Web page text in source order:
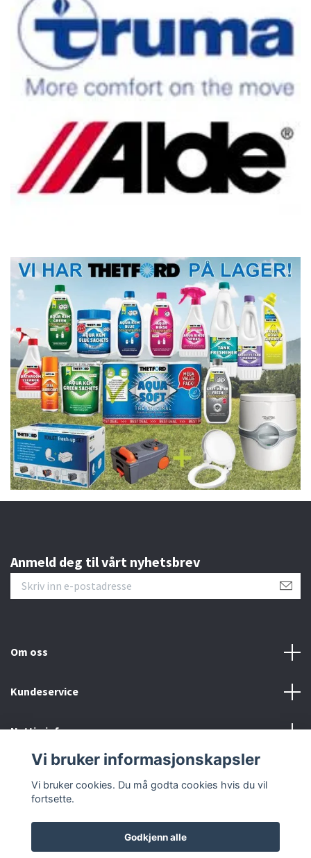
Anmeld deg til vårt nyhetsbrev
Om oss
Kundeservice
Nyttig info
Vi bruker informasjonskapsler
Vi bruker cookies. Du må godta cookies hvis du vil
fortsette.
Godkjenn alle